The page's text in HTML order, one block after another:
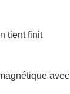
tient finit
avec